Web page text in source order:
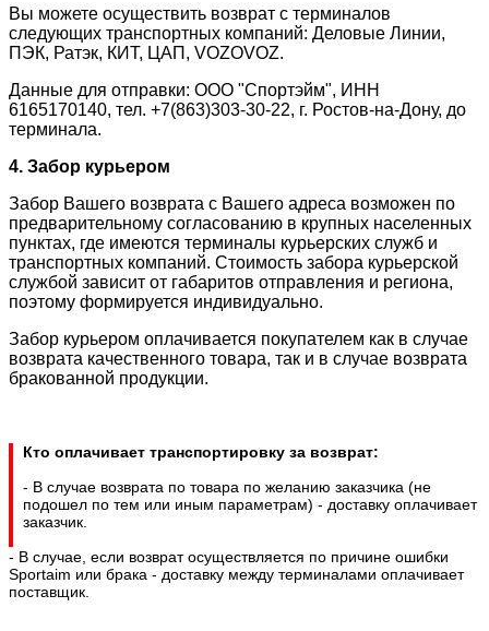
Вы можете осуществить возврат с терминалов
следующих транспортных компаний: Деловые Линии,
ПЭК, Ратэк, КИТ, ЦАП, VOZOVOZ.
Данные для отправки: ООО "Спортэйм", ИНН
6165170140, тел. +7(863)303-30-22, г. Ростов-на-Дону, до
терминала.
4. Забор курьером
Забор Вашего возврата с Вашего адреса возможен по
предварительному согласованию в крупных населенных
пунктах, где имеются терминалы курьерских служб и
транспортных компаний. Стоимость забора курьерской
службой зависит от габаритов отправления и региона,
поэтому формируется индивидуально.
Забор курьером оплачивается покупателем как в случае
возврата качественного товара, так и в случае возврата
бракованной продукции.
Кто оплачивает транспортировку за возврат:
- В случае возврата по товара по желанию заказчика (не
подошел по тем или иным параметрам) - доставку оплачивает
заказчик.
- В случае, если возврат осуществляется по причине ошибки
Sportaim или брака - доставку между терминалами оплачивает
поставщик.